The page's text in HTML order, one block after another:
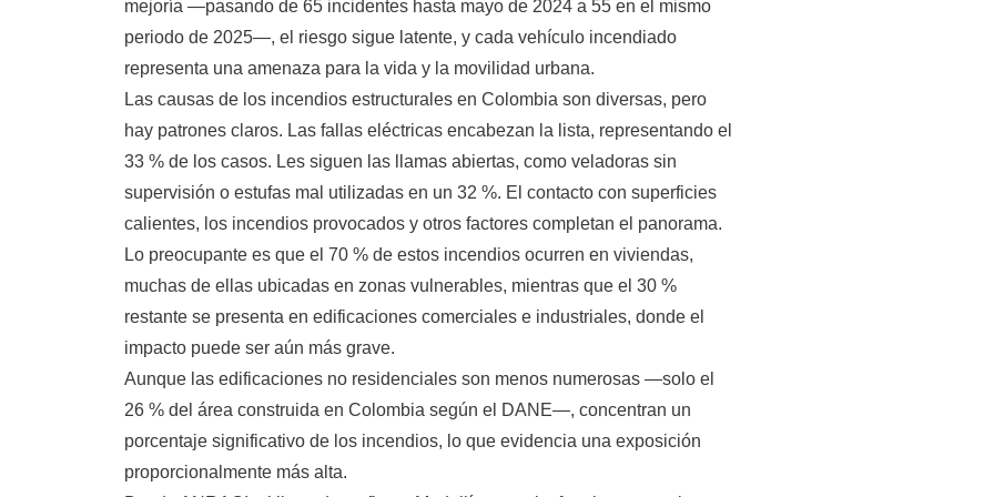
mejoría —pasando de 65 incidentes hasta mayo de 2024 a 55 en el mismo
periodo de 2025—, el riesgo sigue latente, y cada vehículo incendiado
representa una amenaza para la vida y la movilidad urbana.
Las causas de los incendios estructurales en Colombia son diversas, pero
hay patrones claros. Las fallas eléctricas encabezan la lista, representando el
33 % de los casos. Les siguen las llamas abiertas, como veladoras sin
supervisión o estufas mal utilizadas en un 32 %. El contacto con superficies
calientes, los incendios provocados y otros factores completan el panorama.
Lo preocupante es que el 70 % de estos incendios ocurren en viviendas,
muchas de ellas ubicadas en zonas vulnerables, mientras que el 30 %
restante se presenta en edificaciones comerciales e industriales, donde el
impacto puede ser aún más grave.
Aunque las edificaciones no residenciales son menos numerosas —solo el
26 % del área construida en Colombia según el DANE—, concentran un
porcentaje significativo de los incendios, lo que evidencia una exposición
proporcionalmente más alta.